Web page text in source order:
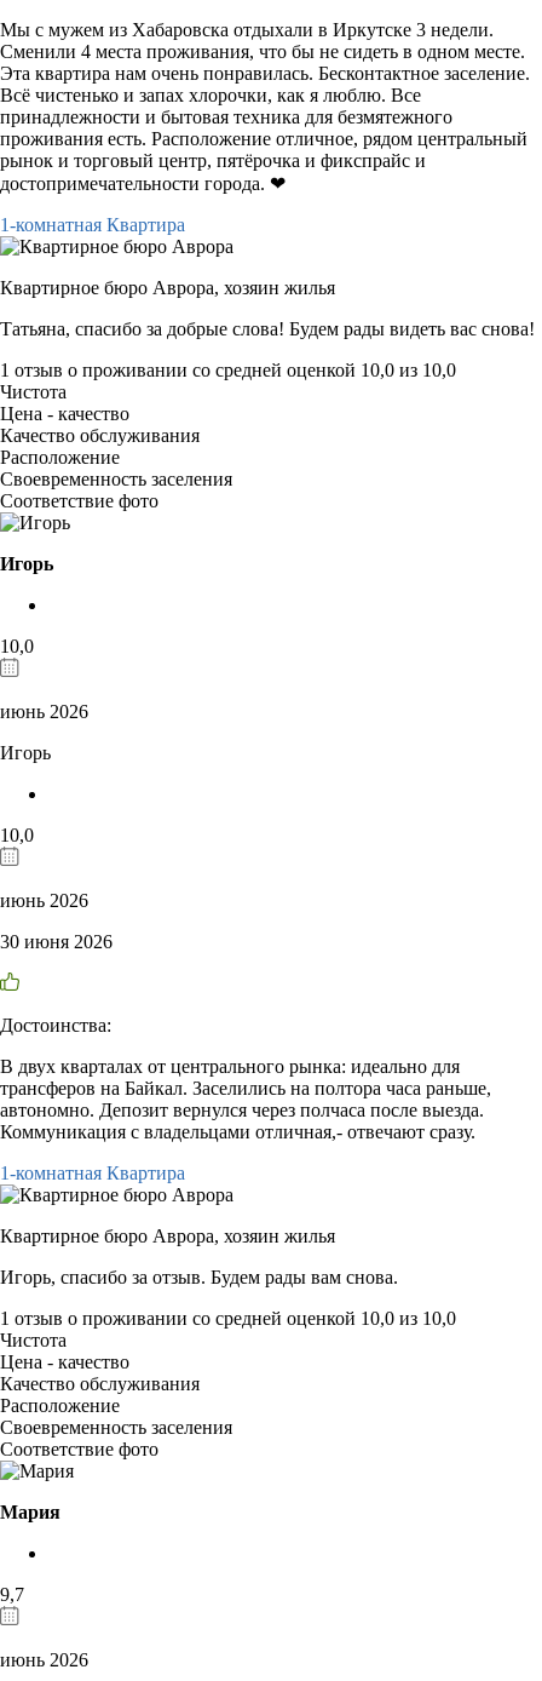
Мы с мужем из Хабаровска отдыхали в Иркутске 3 недели.
Сменили 4 места проживания, что бы не сидеть в одном месте.
Эта квартира нам очень понравилась. Бесконтактное заселение.
Всё чистенько и запах хлорочки, как я люблю. Все
принадлежности и бытовая техника для безмятежного
проживания есть. Расположение отличное, рядом центральный
рынок и торговый центр, пятёрочка и фикспрайс и
достопримечательности города. ❤
1-комнатная Квартира
Квартирное бюро Аврора, хозяин жилья
Татьяна, спасибо за добрые слова! Будем рады видеть вас снова!
1 отзыв о проживании со средней оценкой 10,0 из 10,0
Чистота
Цена - качество
Качество обслуживания
Расположение
Своевременность заселения
Соответствие фото
Игорь
10,0
июнь 2026
Игорь
10,0
июнь 2026
30 июня 2026
Достоинства:
В двух кварталах от центрального рынка: идеально для
трансферов на Байкал. Заселились на полтора часа раньше,
автономно. Депозит вернулся через полчаса после выезда.
Коммуникация с владельцами отличная,- отвечают сразу.
1-комнатная Квартира
Квартирное бюро Аврора, хозяин жилья
Игорь, спасибо за отзыв. Будем рады вам снова.
1 отзыв о проживании со средней оценкой 10,0 из 10,0
Чистота
Цена - качество
Качество обслуживания
Расположение
Своевременность заселения
Соответствие фото
Мария
9,7
июнь 2026